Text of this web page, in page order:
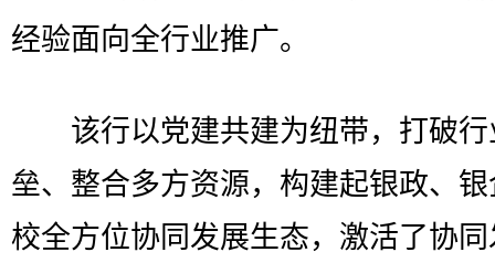
经验面向全行业推广。
该行以党建共建为纽带，打破行
垒、整合多方资源，构建起银政、
校全方位协同发展生态，激活了协